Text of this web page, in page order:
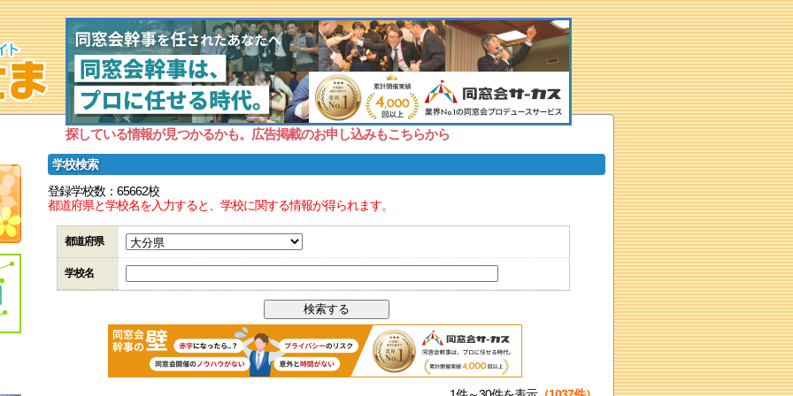
探している情報が見つかるかも。広告掲載のお申し込みもこちらから
学校検索
登録学校数：65662校
都道府県と学校名を入力すると、学校に関する情報が得られます。
都道府県
学校名